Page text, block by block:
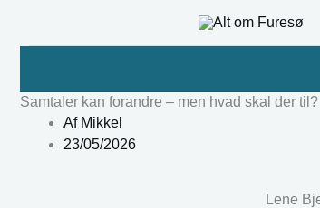
Samtaler kan forandre – men hvad skal der til?
AfMikkel
23/05/2026
Lene